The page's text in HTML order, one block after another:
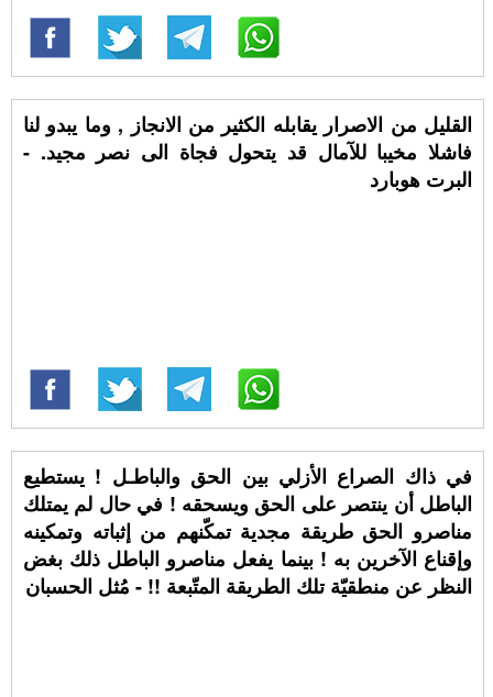
القليل من الاصرار يقابله الكثير من الانجاز , وما يبدو لنا
فاشلا مخيبا للآمال قد يتحول فجاة الى نصر مجيد. -
البرت هوبارد
في ذاك الصراع الأزلي بين الحق والباطـل ! يستطيع
الباطل أن ينتصر على الحق ويسحقه ! في حال لم يمتلك
مناصرو الحق طريقة مجدية تمكّنهم من إثباته وتمكينه
وإقناع الآخرين به ! بينما يفعل مناصرو الباطل ذلك بغض
النظر عن منطقيّة تلك الطريقة المتّبعة !! - مُثل الحسبان